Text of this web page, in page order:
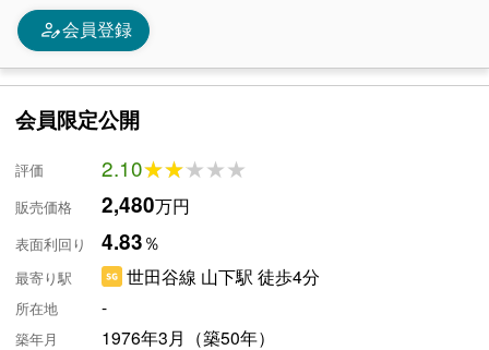
person_edit会員登録
会員限定公開
評価 2.10★★★★★
★★★★★
販売価格 2,480万円
表面利回り 4.83％
最寄り駅 世田谷線 山下駅 徒歩4分
所在地 -
築年月 1976年3月（築50年）